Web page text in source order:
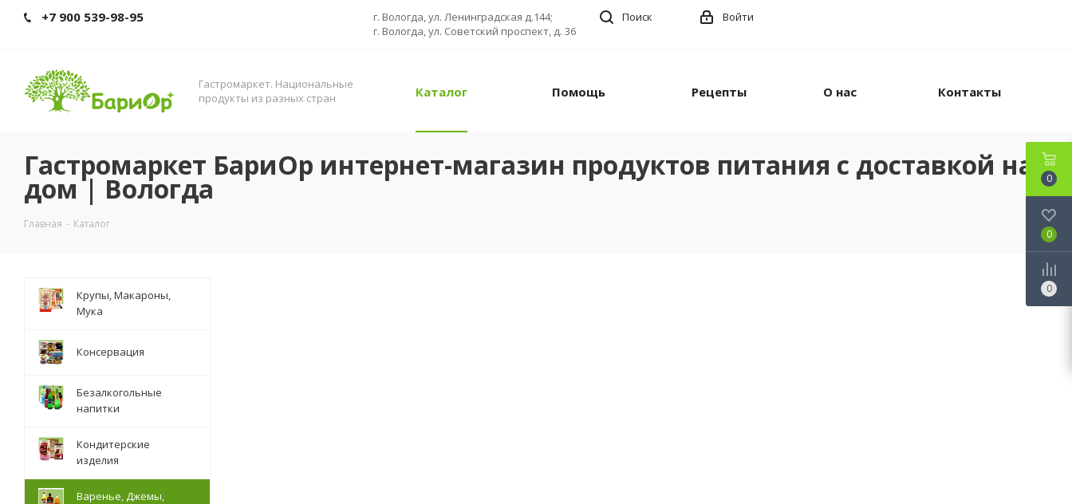
+7 900 539-98-95
г. Вологда, ул. Ленинградская д.144;
г. Вологда, ул. Советский проспект, д. 36
Поиск Войти
Гастромаркет. Нациoнальные
прoдукты из разных стран
Каталог Помощь Рецепты О нас Контакты
Гастромаркет БариОр интернет-магазин продуктов питания с доставкой на
дом | Вологда
Главная - Каталог
Крупы, Макароны,
Мука
Консервация
Безалкогольные
напитки
Кондитерские
изделия
Варенье, Джемы,
0
0
0